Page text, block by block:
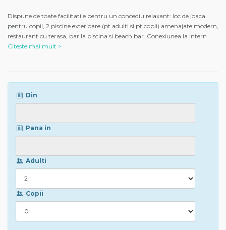
Dispune de toate facilitatile pentru un concediu relaxant: loc de joaca
pentru copii, 2 piscine exterioare (pt adulti si pt copii) amenajate modern,
restaurant cu terasa, bar la piscina si beach bar. Conexiunea la intern
Citeste mai mult >
Din
Pana in
Adulti
Copii